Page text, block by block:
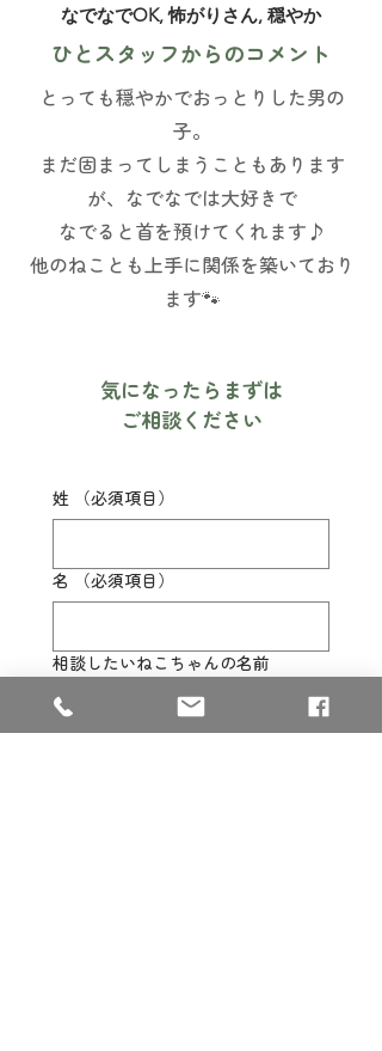
なでなでOK, 怖がりさん, 穏やか
ひとスタッフからのコメント
とっても穏やかでおっとりした男の
子。
まだ固まってしまうこともあります
が、なでなでは大好きで
なでると首を預けてくれます♪
他のねことも上手に関係を築いており
ます🐾
​気になったらまずは
ご相談ください
姓 （必須項目）
名 （必須項目）
相談したいねこちゃんの名前